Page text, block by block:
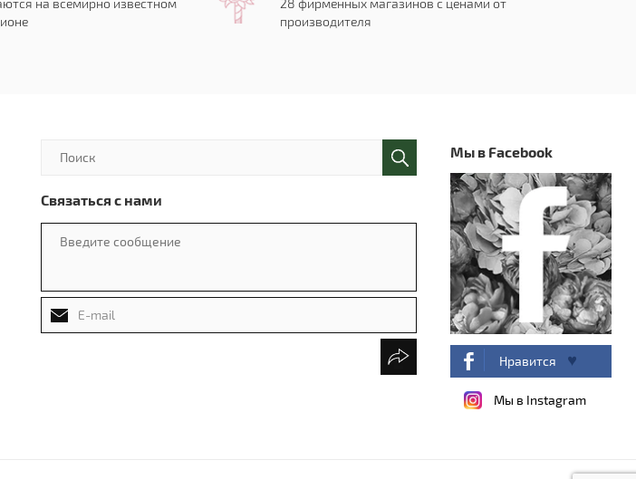
на всемирно известном
28 фирменных магазинов с ценами от
производителя
Связаться с нами
Мы в Facebook
Нравится
Мы в Instagram